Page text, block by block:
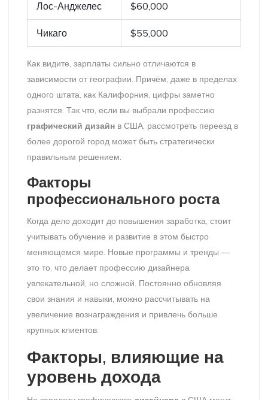
Лос-Анджелес $60,000
Чикаго $55,000
Как видите, зарплаты сильно отличаются в
зависимости от географии. Причём, даже в пределах
одного штата, как Калифорния, цифры заметно
разнятся. Так что, если вы выбрали профессию
графический дизайн в США, рассмотреть переезд в
более дорогой город может быть стратегически
правильным решением.
Факторы
профессионального роста
Когда дело доходит до повышения заработка, стоит
учитывать обучение и развитие в этом быстро
меняющемся мире. Новые программы и тренды —
это то, что делает профессию дизайнера
увлекательной, но сложной. Постоянно обновляя
свои знания и навыки, можно рассчитывать на
увеличение вознаграждения и привлечь больше
крупных клиентов.
Факторы, влияющие на
уровень дохода